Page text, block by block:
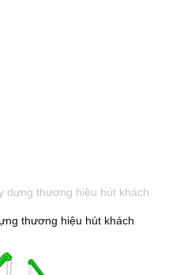
dựng thương hiệu hút khách
thương hiệu hút khách